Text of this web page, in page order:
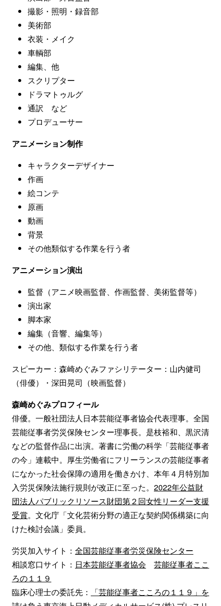
撮影・照明・録音部
美術部
衣装・メイク
車輌部
編集、他
スクリプター
ドラマトゥルグ
通訳 など
プロデューサー
アニメーション制作
キャラクターデザイナー
作画
絵コンテ
原画
動画
背景
その他類似する作業を行う者
アニメーション演出
監督（アニメ映画監督、作画監督、美術監督等）
演出家
脚本家
編集（音響、編集等）
その他、類似する作業を行う者
スピーカー：森崎めぐみファシリテーター：山内健司
（俳優）・深田晃司（映画監督）
森崎めぐみプロフィール
俳優。一般社団法人日本芸能従事者協会代表理事。全国
芸能従事者労災保険センター理事長。是枝裕和、黒沢清
などの監督作品に出演。著書に労働の科学「芸能従事者
の今」連載中。厚生労働省にフリーランスの芸能従事者
になかった社会保障の適用を働きかけ、本年４月特別加
入労災保険法施行規則が改正に至った。 2022年公益財
団法人パブリックリソース財団第２回女性リーダー支援
受賞。文化庁「文化芸術分野の適正な契約関係構築に向
けた検討会議」委員。
労災加入サイト： 全国芸能従事者労災保険センター
相談窓口サイト： 日本芸能従事者協会
芸能従事者ここ
ろの１１９
臨床心理士の委託先：
「芸能従事者こころの１１９」を